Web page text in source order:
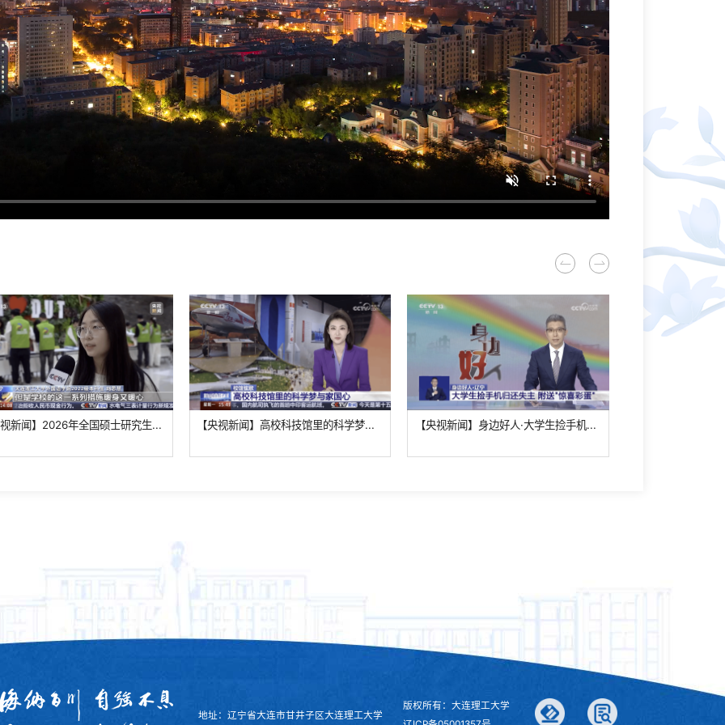
新闻】2026年全国硕士研究生... 【央视新闻】高校科技馆里的科学梦... 【央视新闻】身边好人·大学生捡手机...
地址：辽宁省大连市甘井子区大连理工大学
版权所有：大连理工大学